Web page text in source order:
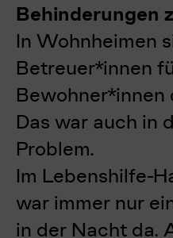
Behinderungen
In Wohnheimen
Betreuer*innen
Bewohner*innen
Das war auch in
Problem.
Im Lebenshilfe-
war immer nur
in der Nacht da.